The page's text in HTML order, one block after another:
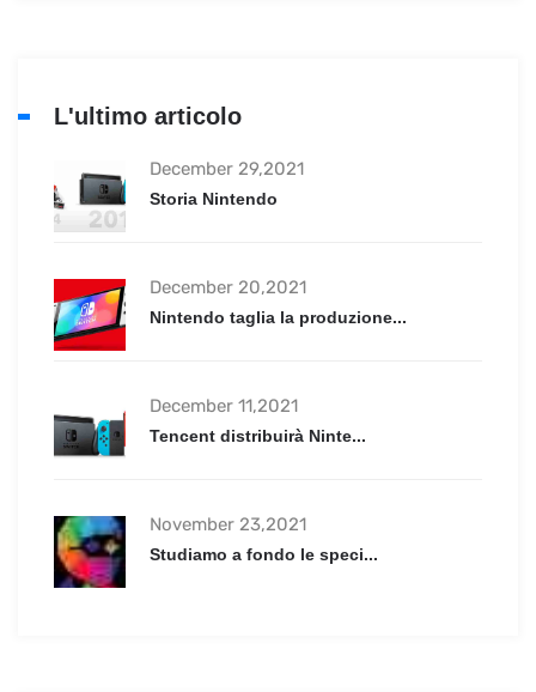
L'ultimo articolo
December 29,2021
Storia Nintendo
December 20,2021
Nintendo taglia la produzione...
December 11,2021
Tencent distribuirà Ninte...
November 23,2021
Studiamo a fondo le speci...